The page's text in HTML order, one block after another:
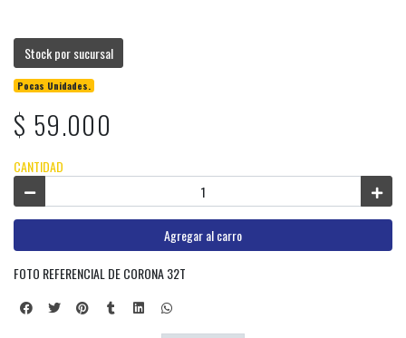
Stock por sucursal
Pocas Unidades.
$ 59.000
CANTIDAD
Agregar al carro
FOTO REFERENCIAL DE CORONA 32T